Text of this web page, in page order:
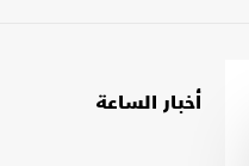
أخبار الساعة